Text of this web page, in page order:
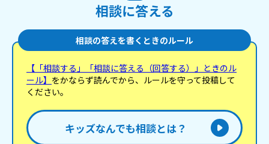
相談に答える
相談の答えを書くときのルール
【「相談する」「相談に答える（回答する）」ときのル
ール】 をかならず読んでから、ルールを守って投稿して
ください。
キッズなんでも相談とは？